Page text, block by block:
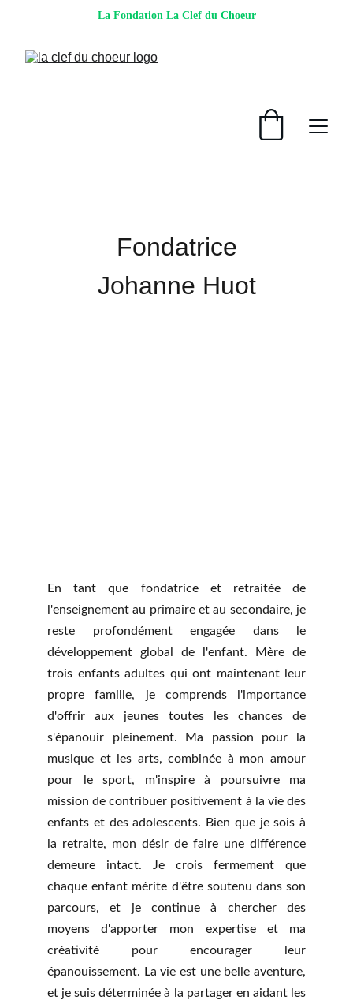
La Fondation La Clef du Choeur
Fondatrice
En tant que fondatrice et retraitée de
l'enseignement au primaire et au secondaire, je
reste profondément engagée dans le
développement global de l'enfant. Mère de
trois enfants adultes qui ont maintenant leur
propre famille, je comprends l'importance
d'offrir aux jeunes toutes les chances de
s'épanouir pleinement. Ma passion pour la
musique et les arts, combinée à mon amour
pour le sport, m'inspire à poursuivre ma
mission de contribuer positivement à la vie des
enfants et des adolescents. Bien que je sois à
la retraite, mon désir de faire une différence
demeure intact. Je crois fermement que
chaque enfant mérite d'être soutenu dans son
parcours, et je continue à chercher des
moyens d'apporter mon expertise et ma
créativité pour encourager leur
épanouissement. La vie est une belle aventure,
et je suis déterminée à la partager en aidant les
Johanne Huot